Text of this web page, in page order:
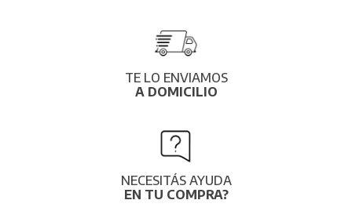
TE LO ENVIAMOS
A DOMICILIO
NECESITÁS AYUDA
EN TU COMPRA?